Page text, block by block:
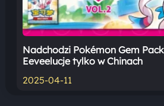
Nadchodzi Pokémon Gem
Eeveelucje tylko w Chinach
2025-04-11